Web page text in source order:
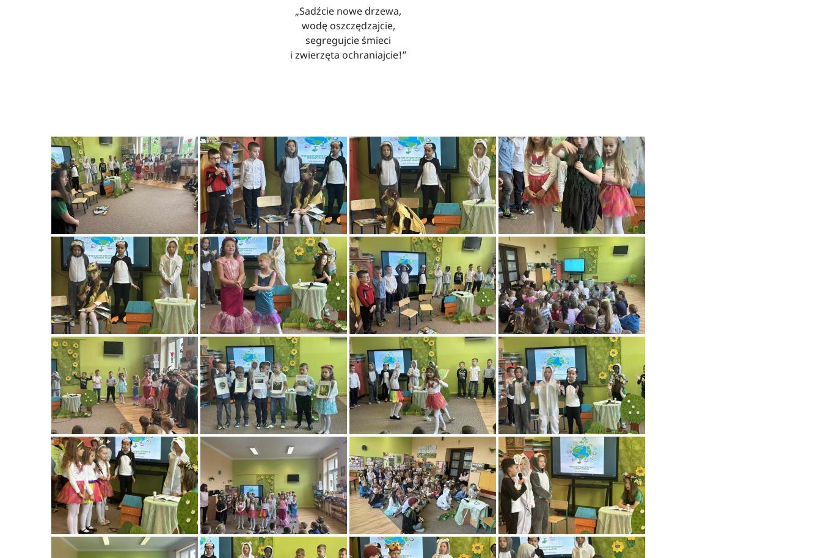
„Sadźcie nowe drzewa,
wodę oszczędzajcie,
segregujcie śmieci
i zwierzęta ochraniajcie!”